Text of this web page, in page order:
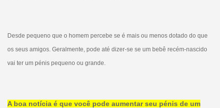
Desde pequeno que o homem percebe se é mais ou menos dotado do que
os seus amigos. Geralmente, pode até dizer-se se um bebê recém-nascido
vai ter um pénis pequeno ou grande.
A boa notícia é que você pode aumentar seu pénis de um